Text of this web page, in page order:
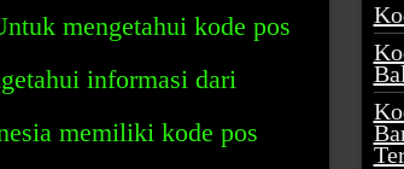
mengetahui kode pos
informasi dari
memiliki kode pos